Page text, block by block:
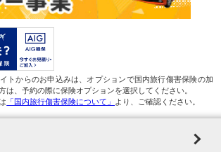
トからのお申込みは、オプションで国内旅行傷害保険の加
は、予約の際に保険オプションを選択してください。
「国内旅行傷害保険について」 より、ご確認ください。